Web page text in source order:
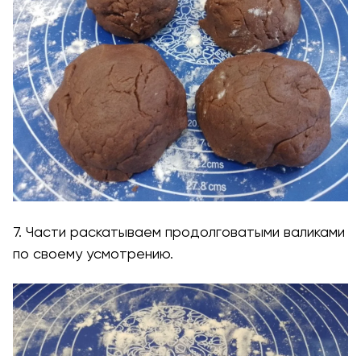
7. Части раскатываем продолговатыми валиками
по своему усмотрению.